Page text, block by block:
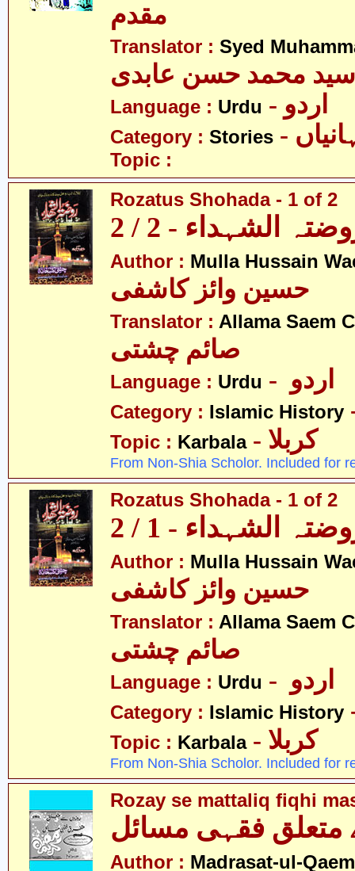
مقدم
Translator : Syed
سید محمد حسن عابدی
Language : Urdu - اردو
Category : Stories
Topic :
Rozatus Shohada - 1 of 2
الشہداء - 2 / 2
Author : Mulla Hussain
حسین وائز کاشفی
Translator : Allama Saem
صائم چشتی
Language : Urdu
Category : Islamic History
Topic : Karbala - کربلا
From Non-Shia Scholor. Included for
Rozatus Shohada - 1 of 2
الشہداء - 1 / 2
Author : Mulla Hussain
حسین وائز کاشفی
Translator : Allama Saem
صائم چشتی
Language : Urdu
Category : Islamic History
Topic : Karbala - کربلا
From Non-Shia Scholor. Included for
Rozay se mattaliq fiqhi
متعلق فقہی مسائل
Author : Madrasat-ul-